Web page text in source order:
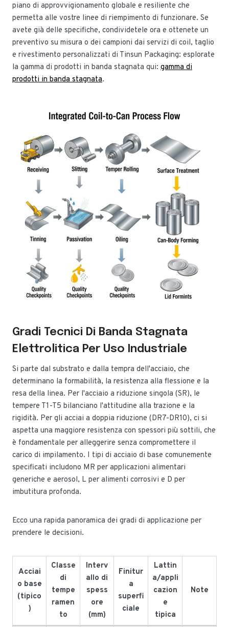
piano di approvvigionamento globale e resiliente che
permetta alle vostre linee di riempimento di funzionare. Se
avete già delle specifiche, condividetele ora e ottenete un
preventivo su misura o dei campioni dai servizi di coil, taglio
e rivestimento personalizzati di Tinsun Packaging: esplorate
la gamma di prodotti in banda stagnata qui: gamma di
prodotti in banda stagnata.
Gradi Tecnici Di Banda Stagnata
Elettrolitica Per Uso Industriale
Si parte dal substrato e dalla tempra dell'acciaio, che
determinano la formabilità, la resistenza alla flessione e la
resa della linea. Per l'acciaio a riduzione singola (SR), le
tempere T1-T5 bilanciano l'attitudine alla trazione e la
rigidità. Per gli acciai a doppia riduzione (DR7-DR10), ci si
aspetta una maggiore resistenza con spessori più sottili, che
è fondamentale per alleggerire senza compromettere il
carico di impilamento. I tipi di acciaio di base comunemente
specificati includono MR per applicazioni alimentari
generiche e aerosol, L per alimenti corrosivi e D per
imbutitura profonda.
Ecco una rapida panoramica dei gradi di applicazione per
prendere le decisioni.
Acciai
o base
(tipico
)
Classe
di
tempe
ramen
to
Interv
allo di
spess
ore
(mm)
Finitur
a
superfi
ciale
Lattin
a/appli
cazion
e
tipica
Note